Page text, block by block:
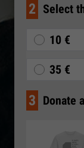
2 Select
10 €
35 €
3 Donate